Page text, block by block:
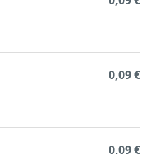
0,09 €
0,09 €